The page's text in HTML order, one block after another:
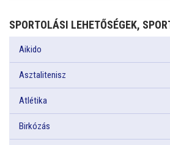
SPORTOLÁSI LEHETŐSÉGEK,
Aikido
Asztalitenisz
Atlétika
Birkózás